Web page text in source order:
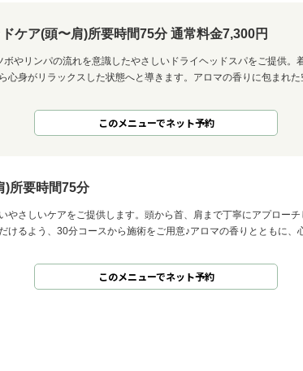
ケア(頭〜肩)所要時間75分 通常料金7,300円
やリンパの流れを意識したやさしいドライヘッドスパをご提供。
身がリラックスした状態へと導きます。アロマの香りに包まれ
このメニューでネット予約
)所要時間75分
さしいケアをご提供します。頭から首、肩まで丁寧にアプロー
るよう、30分コースから施術をご用意♪アロマの香りとともに、
このメニューでネット予約